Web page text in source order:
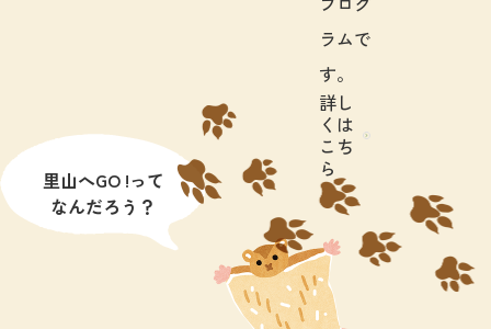
ラムで
す。
詳し
くは
こち
ら
里山へGO !って
なんだろう？